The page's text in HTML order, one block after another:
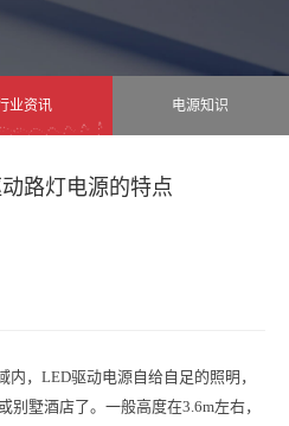
业资讯 电源知识
路灯电源的特点
，LED驱动电源自给自足的照明，
墅酒店了。一般高度在3.6m左右，